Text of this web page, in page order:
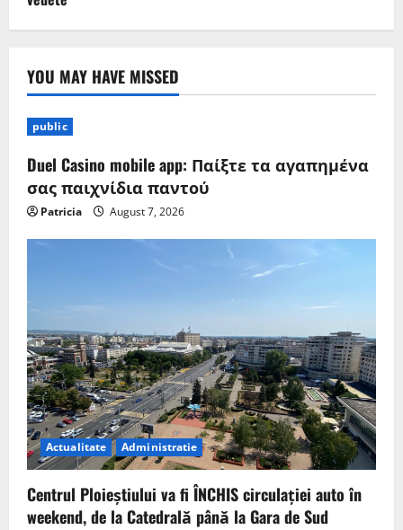
YOU MAY HAVE MISSED
public
Duel Casino mobile app: Παίξτε τα αγαπημένα
σας παιχνίδια παντού
Patricia August 7, 2026
Actualitate Administratie
Centrul Ploieștiului va fi ÎNCHIS circulației auto în
weekend, de la Catedrală până la Gara de Sud